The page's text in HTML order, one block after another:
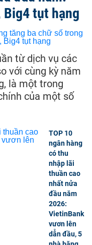
Big4 tụt hạng
từ dịch vụ các
với cùng kỳ năm
là một trong
của một số
TOP 10
ngân hàng
có thu
nhập lãi
thuần cao
nhất nửa
đầu năm
2026:
VietinBank
vươn lên
dẫn đầu, 5